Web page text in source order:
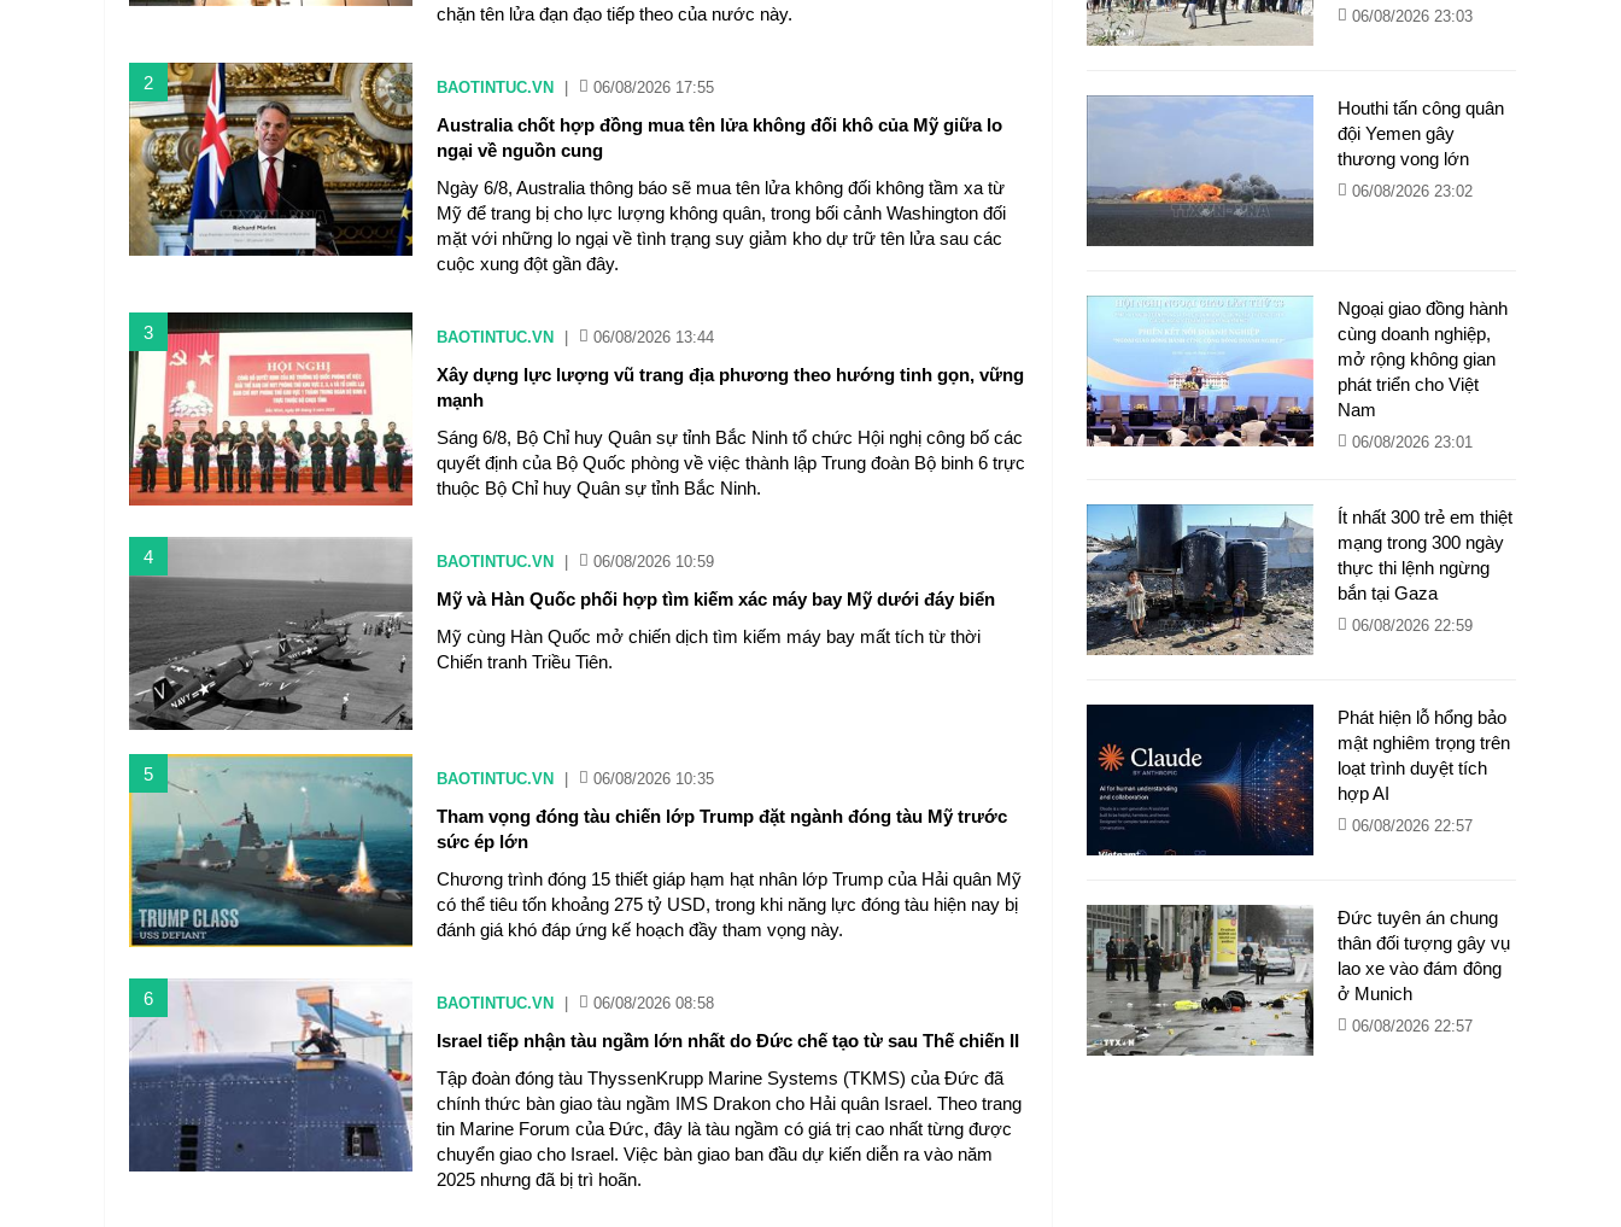
chặn tên lửa đạn đạo tiếp theo của nước này.
2 BAOTINTUC.VN 06/08/2026 17:55
Australia chốt hợp đồng mua tên lửa không đối khô của Mỹ giữa lo
ngại về nguồn cung
Ngày 6/8, Australia thông báo sẽ mua tên lửa không đối không tầm xa từ
Mỹ để trang bị cho lực lượng không quân, trong bối cảnh Washington đối
mặt với những lo ngại về tình trạng suy giảm kho dự trữ tên lửa sau các
cuộc xung đột gần đây.
3 BAOTINTUC.VN 06/08/2026 13:44
Xây dựng lực lượng vũ trang địa phương theo hướng tinh gọn, vững
mạnh
Sáng 6/8, Bộ Chỉ huy Quân sự tỉnh Bắc Ninh tổ chức Hội nghị công bố các
quyết định của Bộ Quốc phòng về việc thành lập Trung đoàn Bộ binh 6 trực
thuộc Bộ Chỉ huy Quân sự tỉnh Bắc Ninh.
4 BAOTINTUC.VN 06/08/2026 10:59
Mỹ và Hàn Quốc phối hợp tìm kiếm xác máy bay Mỹ dưới đáy biển
Mỹ cùng Hàn Quốc mở chiến dịch tìm kiếm máy bay mất tích từ thời
Chiến tranh Triều Tiên.
5 BAOTINTUC.VN 06/08/2026 10:35
Tham vọng đóng tàu chiến lớp Trump đặt ngành đóng tàu Mỹ trước
sức ép lớn
Chương trình đóng 15 thiết giáp hạm hạt nhân lớp Trump của Hải quân Mỹ
có thể tiêu tốn khoảng 275 tỷ USD, trong khi năng lực đóng tàu hiện nay bị
đánh giá khó đáp ứng kế hoạch đầy tham vọng này.
6 BAOTINTUC.VN 06/08/2026 08:58
Israel tiếp nhận tàu ngầm lớn nhất do Đức chế tạo từ sau Thế chiến II
Tập đoàn đóng tàu ThyssenKrupp Marine Systems (TKMS) của Đức đã
chính thức bàn giao tàu ngầm IMS Drakon cho Hải quân Israel. Theo trang
tin Marine Forum của Đức, đây là tàu ngầm có giá trị cao nhất từng được
chuyển giao cho Israel. Việc bàn giao ban đầu dự kiến diễn ra vào năm
2025 nhưng đã bị trì hoãn.
06/08/2026 23:03
Houthi tấn công quân
đội Yemen gây
thương vong lớn
06/08/2026 23:02
Ngoại giao đồng hành
cùng doanh nghiệp,
mở rộng không gian
phát triển cho Việt
Nam
06/08/2026 23:01
Ít nhất 300 trẻ em thiệt
mạng trong 300 ngày
thực thi lệnh ngừng
bắn tại Gaza
06/08/2026 22:59
Phát hiện lỗ hổng bảo
mật nghiêm trọng trên
loạt trình duyệt tích
hợp AI
06/08/2026 22:57
Đức tuyên án chung
thân đối tượng gây vụ
lao xe vào đám đông
ở Munich
06/08/2026 22:57